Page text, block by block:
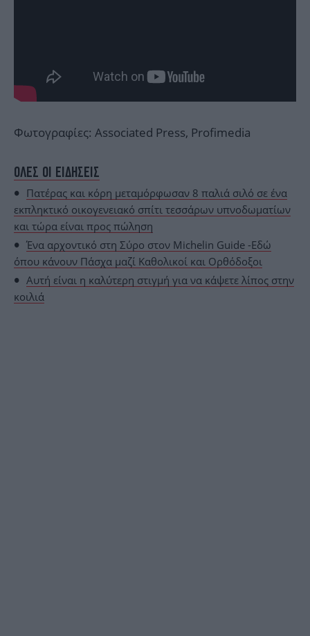
Φωτογραφίες: Associated Press, Profimedia
ΟΛΕΣ ΟΙ ΕΙΔΗΣΕΙΣ
Πατέρας και κόρη μεταμόρφωσαν 8 παλιά σιλό σε ένα
εκπληκτικό οικογενειακό σπίτι τεσσάρων υπνοδωματίων
και τώρα είναι προς πώληση
Ένα αρχοντικό στη Σύρο στον Michelin Guide -Εδώ
όπου κάνουν Πάσχα μαζί Καθολικοί και Ορθόδοξοι
Αυτή είναι η καλύτερη στιγμή για να κάψετε λίπος στην
κοιλιά